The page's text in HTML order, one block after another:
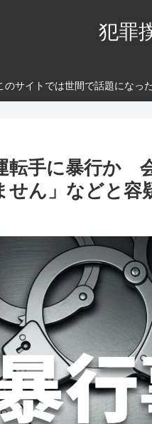
犯罪
のサイトでは世間で話題になっ
転手に暴行か
せん」などと